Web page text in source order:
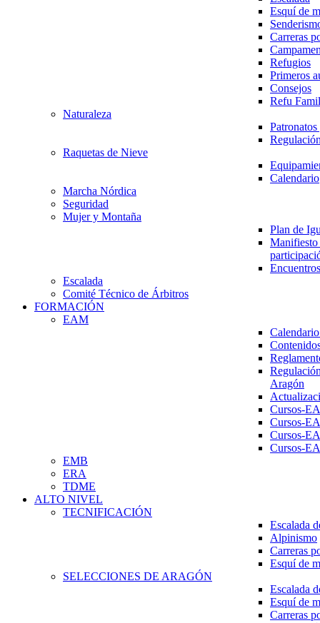
Esquí de
Carreras
Refugios
Primeros
Consejos
Refu
Naturaleza
Raquetas de Nieve
Calendario
Marcha Nórdica
Seguridad
Mujer y Montaña
Plan de
Escalada
Comité Técnico de Árbitros
FORMACIÓN
EAM
Aragón
Cursos-
Cursos-
Cursos-
Cursos-
EMB
ERA
TDME
ALTO NIVEL
TECNIFICACIÓN
Escalada
Alpinismo
Carreras
Esquí de
SELECCIONES DE ARAGÓN
Escalada
Esquí de
Carreras